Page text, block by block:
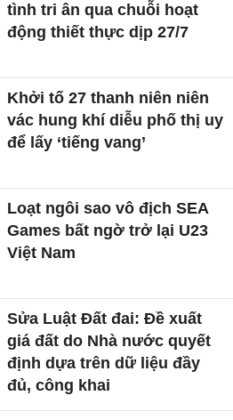
tình tri ân qua chuỗi hoạt
động thiết thực dịp 27/7
Khởi tố 27 thanh niên niên
vác hung khí diễu phố thị uy
để lấy ‘tiếng vang’
Loạt ngôi sao vô địch SEA
Games bất ngờ trở lại U23
Việt Nam
Sửa Luật Đất đai: Đề xuất
giá đất do Nhà nước quyết
định dựa trên dữ liệu đầy
đủ, công khai